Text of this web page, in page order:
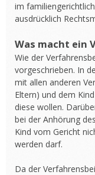
im
ausdrücklich
Was macht ein
Wie der
vorgeschrieben. In
mit allen anderen
Eltern) und dem
diese wollen.
bei der Anhörung
Kind vom Gericht
werden darf.
Da der